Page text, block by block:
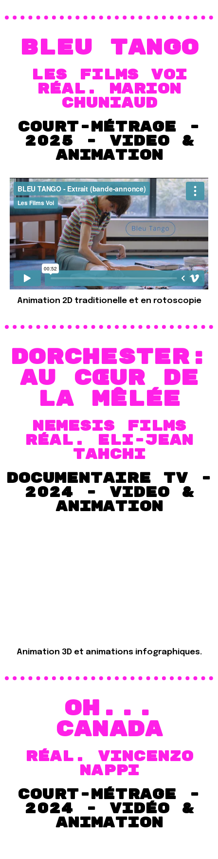
BlEU TANGO
Les Films VOI
RÉAL. Marion
chuniaud
court-métrage -
2025 - VIDEO &
Animation
Animation 2D traditionelle et en rotoscopie
Dorchester:
Au cœur de
la mêlée
Nemesis Films
RÉAL. ELi-Jean
Tahchi
DOCUMENTAIRE TV -
2024 - VIDEO &
Animation
Animation 3D et animations infographiques.
OH...
Canada
RÉAL. VINCENZO
NAPPI
court-métrage -
2024 - VIdÉO &
Animation